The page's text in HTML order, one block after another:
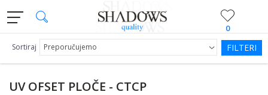
0
UV OFSET PLOČE - CTCP
Sortiraj FILTERI